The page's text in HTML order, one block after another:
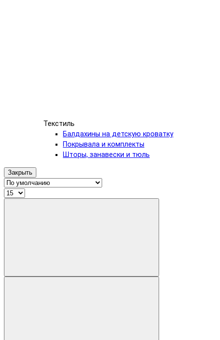
Текстиль
Балдахины на детскую кроватку
Покрывала и комплекты
Шторы, занавески и тюль
Закрыть